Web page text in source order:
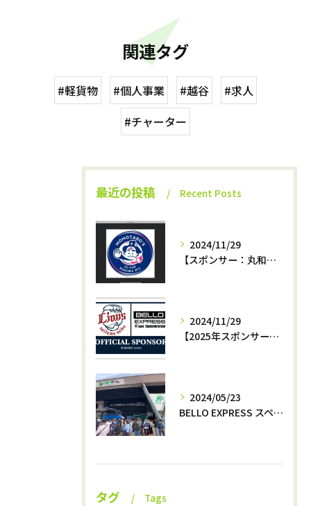
関連タグ
#軽貨物 #個人事業 #越谷
#求人
#チャーター
最近の投稿 Recent Posts
2024/11/29
【スポンサー：丸和運輸機関az−momotaro’s】12月7日最終戦‼️
2024/11/29
【2025年スポンサー決定‼️】西武ライオンズ✖️株式会社BELLO
2024/05/23
BELLO EXPRESS スペシャルナイター開催⚾️
タグ Tags